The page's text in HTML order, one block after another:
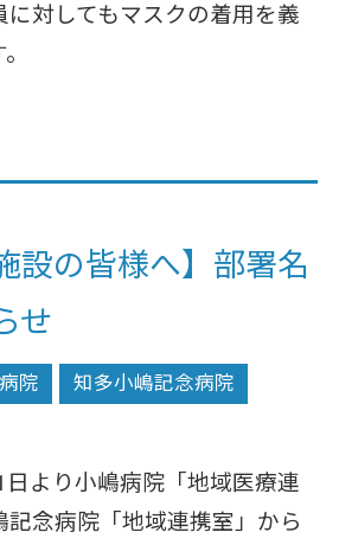
対してもマスクの着用を義
設の皆様へ】部署名
せ
院 知多小嶋記念病院
より小嶋病院「地域医療連
念病院「地域連携室」から